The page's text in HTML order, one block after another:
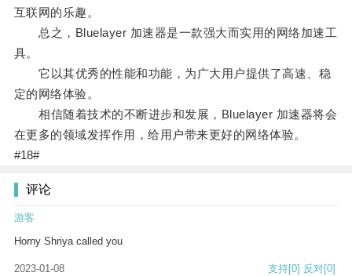
互联网的乐趣。
总之，Bluelayer 加速器是一款强大而实用的网络加速工
具。
它以其优秀的性能和功能，为广大用户提供了高速、稳
定的网络体验。
相信随着技术的不断进步和发展，Bluelayer 加速器将会
在更多的领域发挥作用，给用户带来更好的网络体验。
#18#
评论
游客
Horny Shriya called you
2023-01-08 支持[0] 反对[0]